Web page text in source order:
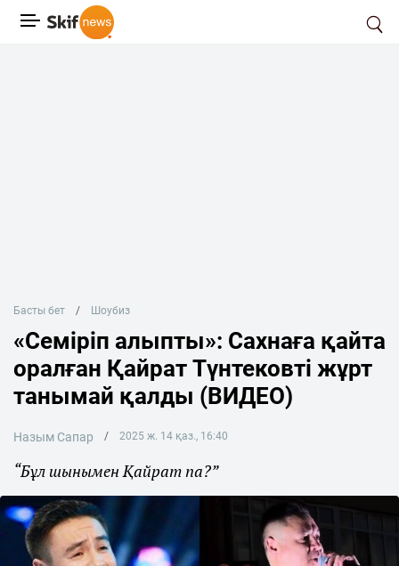
Басты бет Шоубиз
«Семіріп алыпты»: Сахнаға қайта
оралған Қайрат Түнтековті жұрт
танымай қалды (ВИДЕО)
Назым Сапар 2025 ж. 14 қаз., 16:40
“Бұл шынымен Қайрат па?”